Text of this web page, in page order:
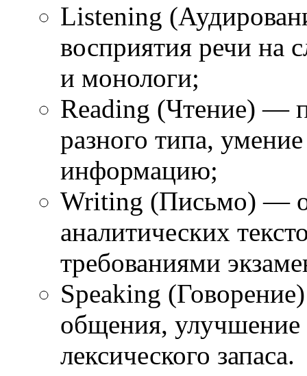
Listening
восприятия речи на
и монологи;
Reading (Чтение) —
разного типа,
информацию;
Writing (Письмо) —
аналитических
требованиями
Speaking
общения,
лексического запаса.